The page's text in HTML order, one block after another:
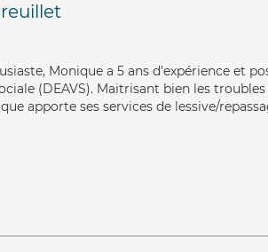
Monique a 5 ans d'expérience et
(DEAVS). Maitrisant bien les
apporte ses services de lessive/